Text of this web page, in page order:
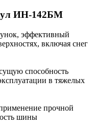
ИН-142БМ
эффективный
включая снег
способность
в тяжелых
прочной
шины